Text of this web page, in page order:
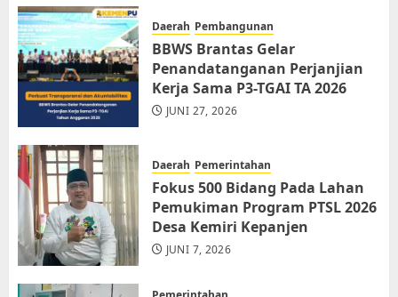
Daerah Pembangunan
BBWS Brantas Gelar
Penandatanganan Perjanjian
Kerja Sama P3-TGAI TA 2026
JUNI 27, 2026
Daerah Pemerintahan
Fokus 500 Bidang Pada Lahan
Pemukiman Program PTSL 2026
Desa Kemiri Kepanjen
JUNI 7, 2026